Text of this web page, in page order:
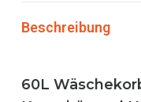
Brown
Beschreibung
60L